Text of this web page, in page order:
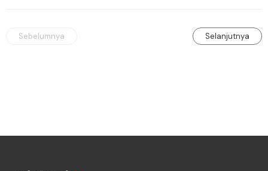
Sebelumnya Selanjutnya